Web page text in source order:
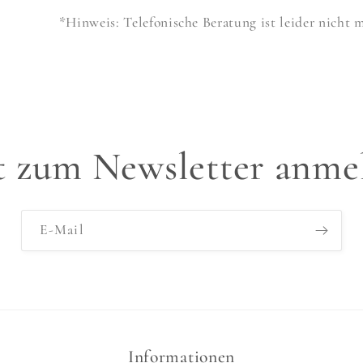
*Hinweis: Telefonische Beratung ist leider nicht
zum Newsletter
E-Mail
Informationen